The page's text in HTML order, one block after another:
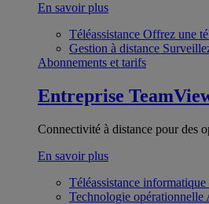
En savoir plus
Téléassistance Offrez une
Gestion à distance
Abonnements et tarifs
Entreprise
Connectivité à distance pour des
En savoir plus
Téléassistance informatique
Technologie opérationnelle